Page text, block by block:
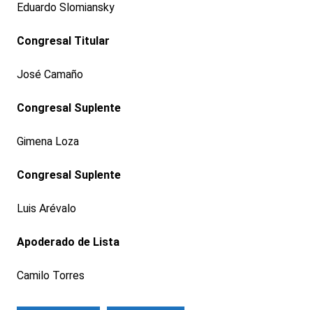
Eduardo Slomiansky
Congresal Titular
José Camaño
Congresal Suplente
Gimena Loza
Congresal Suplente
Luis Arévalo
Apoderado de Lista
Camilo Torres